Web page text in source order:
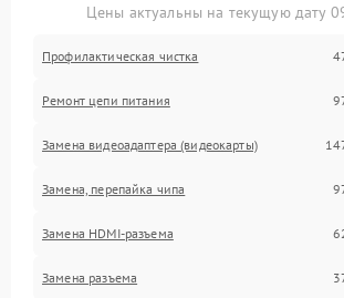
Цены актуальны на текущую дату
Профилактическая чистка
Ремонт цепи питания
Замена видеоадаптера (видеокарты)
Замена, перепайка чипа
Замена HDMI-разъема
Замена разъема